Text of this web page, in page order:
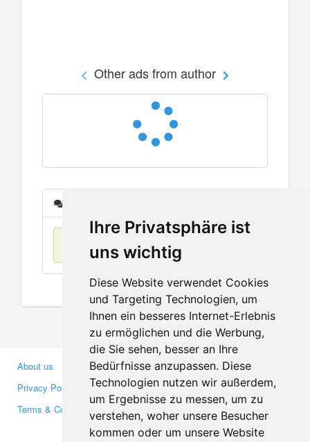
Ihre Privatsphäre ist
uns wichtig
Diese Website verwendet Cookies
und Targeting Technologien, um
Ihnen ein besseres Internet-Erlebnis
zu ermöglichen und die Werbung,
die Sie sehen, besser an Ihre
Bedürfnisse anzupassen. Diese
Technologien nutzen wir außerdem,
um Ergebnisse zu messen, um zu
verstehen, woher unsere Besucher
kommen oder um unsere Website
Other ads from author
No items found
About us
Privacy Policy
Terms & Conditions
Business Partners
Investors
Media